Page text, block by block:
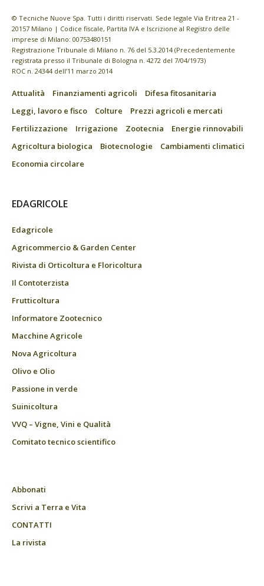
© Tecniche Nuove Spa. Tutti i diritti riservati. Sede legale Via Eritrea 21 -
20157 Milano | Codice fiscale, Partita IVA e Iscrizione al Registro delle
imprese di Milano: 00753480151
Registrazione Tribunale di Milano n. 76 del 5.3.2014 (Precedentemente
registrata presso il Tribunale di Bologna n. 4272 del 7/04/1973)
ROC n. 24344 dell’11 marzo 2014
Attualità Finanziamenti agricoli
Difesa fitosanitaria
Leggi, lavoro e fisco
Colture
Prezzi agricoli e mercati
Fertilizzazione
Irrigazione Zootecnia
Energie rinnovabili
Agricoltura biologica
Biotecnologie
Cambiamenti climatici
Economia circolare
EDAGRICOLE
Edagricole
Agricommercio & Garden Center
Rivista di Orticoltura e Floricoltura
Il Contoterzista
Frutticoltura
Informatore Zootecnico
Macchine Agricole
Nova Agricoltura
Olivo e Olio
Passione in verde
Suinicoltura
VVQ – Vigne, Vini e Qualità
Comitato tecnico scientifico
Abbonati
Scrivi a Terra e Vita
CONTATTI
La rivista